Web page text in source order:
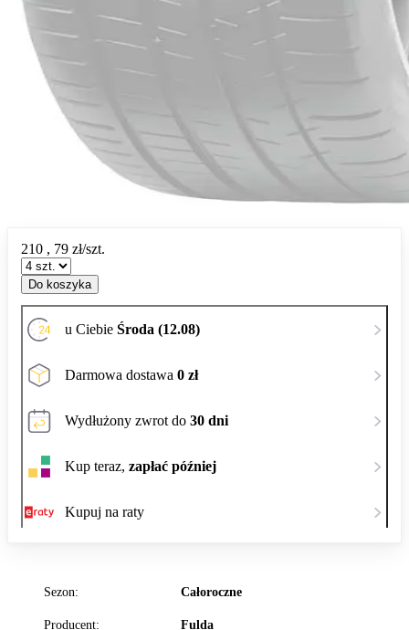
Sezon: Całoroczne
Producent: Fulda
210 , 79 zł/szt.
Do koszyka
u Ciebie Środa (12.08)
Darmowa dostawa 0 zł
Wydłużony zwrot do 30 dni
Kup teraz, zapłać później
Kupuj na raty